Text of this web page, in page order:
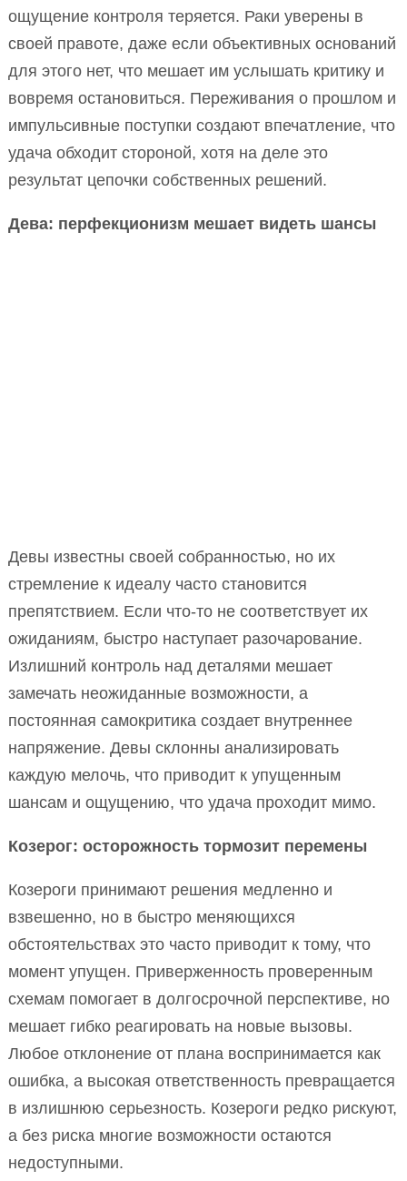
ощущение контроля теряется. Раки уверены в
своей правоте, даже если объективных оснований
для этого нет, что мешает им услышать критику и
вовремя остановиться. Переживания о прошлом и
импульсивные поступки создают впечатление, что
удача обходит стороной, хотя на деле это
результат цепочки собственных решений.
Дева: перфекционизм мешает видеть шансы
Девы известны своей собранностью, но их
стремление к идеалу часто становится
препятствием. Если что-то не соответствует их
ожиданиям, быстро наступает разочарование.
Излишний контроль над деталями мешает
замечать неожиданные возможности, а
постоянная самокритика создает внутреннее
напряжение. Девы склонны анализировать
каждую мелочь, что приводит к упущенным
шансам и ощущению, что удача проходит мимо.
Козерог: осторожность тормозит перемены
Козероги принимают решения медленно и
взвешенно, но в быстро меняющихся
обстоятельствах это часто приводит к тому, что
момент упущен. Приверженность проверенным
схемам помогает в долгосрочной перспективе, но
мешает гибко реагировать на новые вызовы.
Любое отклонение от плана воспринимается как
ошибка, а высокая ответственность превращается
в излишнюю серьезность. Козероги редко рискуют,
а без риска многие возможности остаются
недоступными.